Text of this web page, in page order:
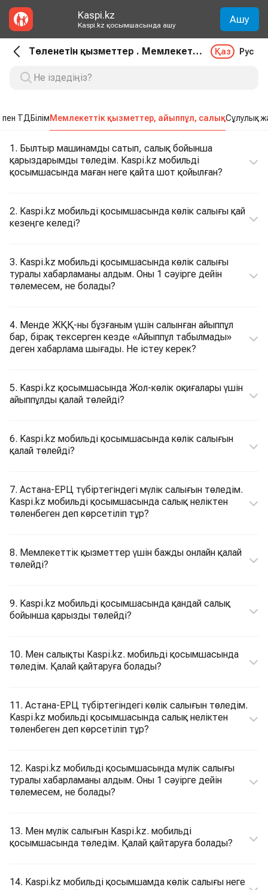
Kaspi.kz
Kaspi.kz қосымшасында ашу Ашу
Төленетін қызметтер . Мемлекеттік қызметтер, айыппұл, салық Қаз Рус
пен ТДБілімМемлекеттік қызметтер, айыппұл, салықСұлулық
1. Былтыр машинамды сатып, салық бойынша
қарыздарымды төледім. Kaspi.kz мобильді
қосымшасында маған неге қайта шот қойылған?
2. Kaspi.kz мобильді қосымшасында көлік салығы қай
кезеңге келеді?
3. Kaspi.kz мобильді қосымшасында көлік салығы
туралы хабарламаны алдым. Оны 1 сәуірге дейін
төлемесем, не болады?
4. Менде ЖҚҚ-ны бұзғаным үшін салынған айыппұл
бар, бірақ тексерген кезде «Айыппұл табылмады»
деген хабарлама шығады. Не істеу керек?
5. Kaspi.kz қосымшасында Жол-көлік оқиғалары үшін
айыппұлды қалай төлейді?
6. Kaspi.kz мобильді қосымшасында көлік салығын
қалай төлейді?
7. Астана-ЕРЦ түбіртегіндегі мүлік салығын төледім.
Kaspi.kz мобильді қосымшасында салық неліктен
төленбеген деп көрсетіліп тұр?
8. Мемлекеттік қызметтер үшін бажды онлайн қалай
төлейді?
9. Kaspi.kz мобильді қосымшасында қандай салық
бойынша қарызды төлейді?
10. Мен салықты Kaspi.kz. мобильді қосымшасында
төледім. Қалай қайтаруға болады?
11. Астана-ЕРЦ түбіртегіндегі көлік салығын төледім.
Kaspi.kz мобильді қосымшасында салық неліктен
төленбеген деп көрсетіліп тұр?
12. Kaspi.kz мобильді қосымшасында мүлік салығы
туралы хабарламаны алдым. Оны 1 сәуірге дейін
төлемесем, не болады?
13. Мен мүлік салығын Kaspi.kz. мобильді
қосымшасында төледім. Қалай қайтаруға болады?
14. Kaspi.kz мобильді қосымшамда көлік салығы неге